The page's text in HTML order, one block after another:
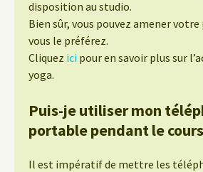
disposition au studio.
Bien sûr, vous pouvez amener
vous le préférez.
Cliquez ici pour en savoir plus sur
yoga.
Puis-je utiliser mon
portable pendant le
Il est impératif de mettre les